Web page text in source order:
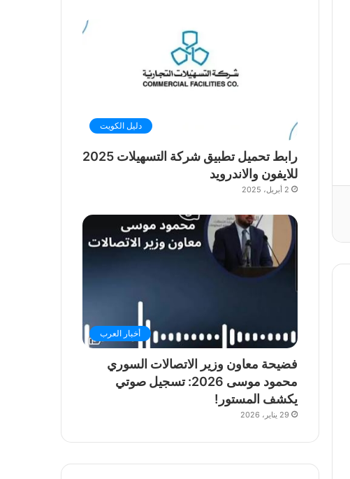
دليل الكويت
رابط تحميل تطبيق شركة التسهيلات 2025
للايفون والاندرويد
2 أبريل، 2025
أخبار العرب
فضيحة معاون وزير الاتصالات السوري
محمود موسى 2026: تسجيل صوتي
يكشف المستور!
29 يناير، 2026